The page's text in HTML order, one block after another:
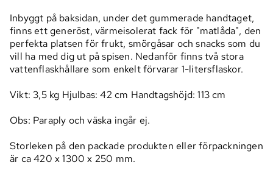
Inbyggt på baksidan, under det gummerade handtaget,
finns ett generöst, värmeisolerat fack för "matlåda", den
perfekta platsen för frukt, smörgåsar och snacks som du
vill ha med dig ut på spisen. Nedanför finns två stora
vattenflaskhållare som enkelt förvarar 1-litersflaskor.
Vikt: 3,5 kg Hjulbas: 42 cm Handtagshöjd: 113 cm
Obs: Paraply och väska ingår ej.
Storleken på den packade produkten eller förpackningen
är ca 420 x 1300 x 250 mm.